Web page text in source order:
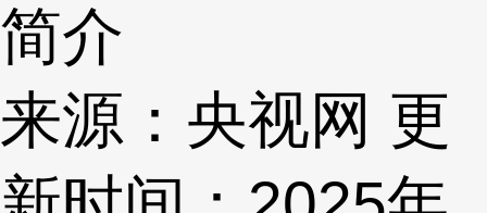
简介
来源：央视网 更